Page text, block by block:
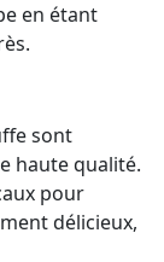
en étant
sont
haute qualité.
pour
délicieux,